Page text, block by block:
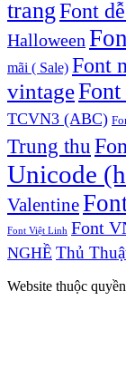
trangFont
Halloween
mãi ( Sale) Font
vintageFont
TCVN3 (ABC)
Trung thu
Unicode
Valentine
Font Việt Linh Font
NGHỀ Thủ
Website thuộc